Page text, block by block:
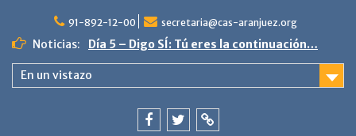
contenido
91-892-12-00 secretaria@cas-aranjuez.org
Noticias:
Día 5 – Digo SÍ: Tú eres la continuación…
4ª semana «La escama brillante en
PequeCas»
3ª semana en PequeCas «Un mar de
colores»
En un vistazo